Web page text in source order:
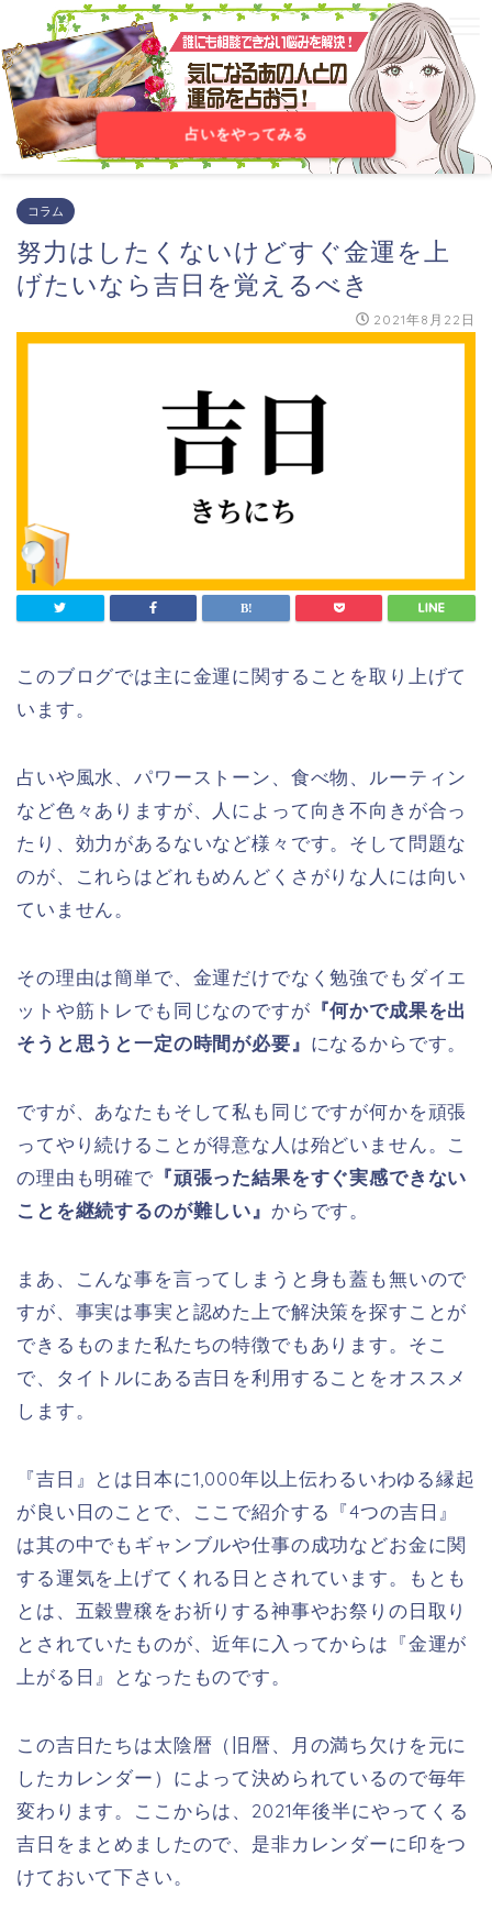
占いをやってみる
コラム
努力はしたくないけどすぐ金運を上
げたいなら吉日を覚えるべき
2021年8月22日
このブログでは主に金運に関することを取り上げて
います。
占いや風水、パワーストーン、食べ物、ルーティン
など色々ありますが、人によって向き不向きが合っ
たり、効力があるないなど様々です。そして問題な
のが、これらはどれもめんどくさがりな人には向い
ていません。
その理由は簡単で、金運だけでなく勉強でもダイエ
ットや筋トレでも同じなのですが 『何かで成果を出
そうと思うと一定の時間が必要』 になるからです。
ですが、あなたもそして私も同じですが何かを頑張
ってやり続けることが得意な人は殆どいません。こ
の理由も明確で 『頑張った結果をすぐ実感できない
ことを継続するのが難しい』 からです。
まあ、こんな事を言ってしまうと身も蓋も無いので
すが、事実は事実と認めた上で解決策を探すことが
できるものまた私たちの特徴でもあります。そこ
で、タイトルにある吉日を利用することをオススメ
します。
『吉日』とは日本に1,000年以上伝わるいわゆる縁起
が良い日のことで、ここで紹介する『4つの吉日』
は其の中でもギャンブルや仕事の成功などお金に関
する運気を上げてくれる日とされています。もとも
とは、五穀豊穣をお祈りする神事やお祭りの日取り
とされていたものが、近年に入ってからは『金運が
上がる日』となったものです。
この吉日たちは太陰暦（旧暦、月の満ち欠けを元に
したカレンダー）によって決められているので毎年
変わります。ここからは、2021年後半にやってくる
吉日をまとめましたので、是非カレンダーに印をつ
けておいて下さい。